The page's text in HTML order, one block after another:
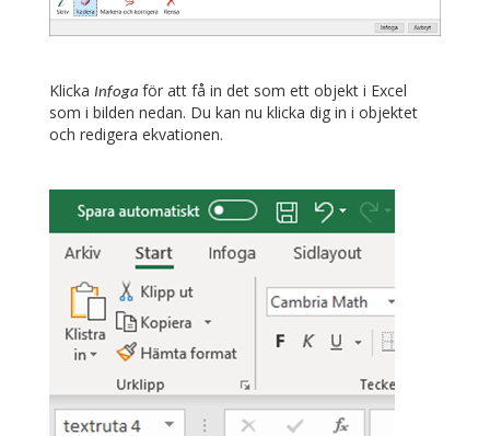
Klicka Infoga för att få in det som ett objekt i Excel
som i bilden nedan. Du kan nu klicka dig in i objektet
och redigera ekvationen.